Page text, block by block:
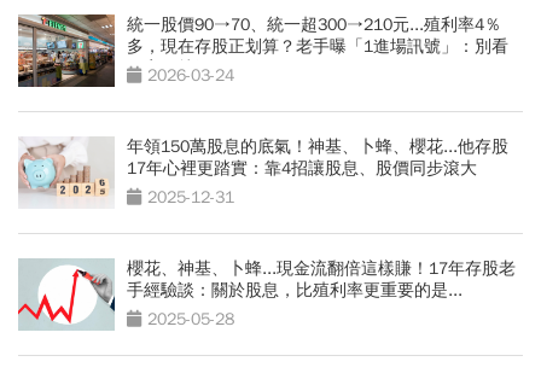
統一股價90→70、統一超300→210元...殖利率4％
多，現在存股正划算？老手曝「1進場訊號」：別看
便宜價就衝
2026-03-24
年領150萬股息的底氣！神基、卜蜂、櫻花...他存股
17年心裡更踏實：靠4招讓股息、股價同步滾大
2025-12-31
櫻花、神基、卜蜂...現金流翻倍這樣賺！17年存股老
手經驗談：關於股息，比殖利率更重要的是...
2025-05-28